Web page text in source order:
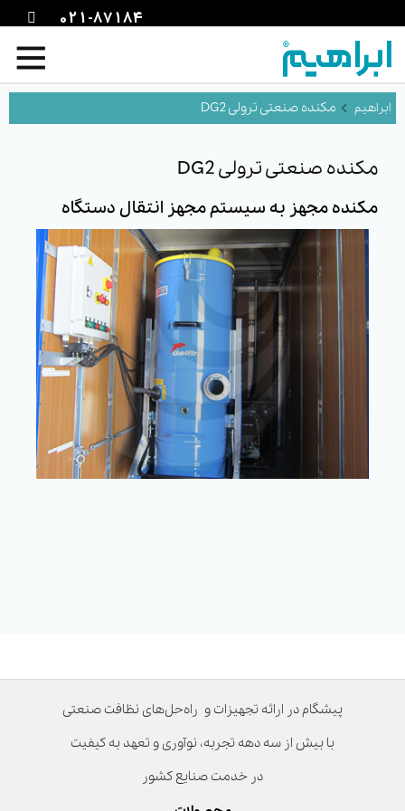
021-87184
مکنده صنعتی ترولی DG2
مکنده صنعتی ترولی DG2
مکنده مجهز به سیستم مجهز انتقال دستگاه
پیشگام در ارائه تجهیزات و راه‌حل‌های نظافت صنعتی
با بیش از سه دهه تجربه، نوآوری و تعهد به کیفیت
در خدمت صنایع کشور